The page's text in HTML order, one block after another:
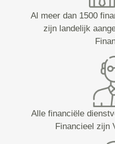
Al meer dan 1500
zijn landelijk
Alle financiële
Financieel zijn